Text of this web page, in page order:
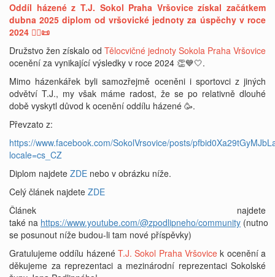
Oddíl házené z T.J. Sokol Praha Vršovice získal začátkem
dubna 2025 diplom od vršovické jednoty za úspěchy v roce
2024 🤾‍♀️📜
Družstvo žen získalo od Tělocvičné jednoty Sokola Praha Vršovice
ocenění za vynikající výsledky v roce 2024 👏💙🤍.
Mimo házenkářek byli samozřejmě oceněni i sportovci z jiných
odvětví T.J., my však máme radost, že se po relativně dlouhé
době vyskytl důvod k ocenění oddílu házené 🥳.
Převzato z:
https://www.facebook.com/SokolVrsovice/posts/
locale=cs_CZ
Diplom najdete ZDE nebo v obrázku níže.
Celý článek najdete ZDE
Článek najdete
také na https://www.youtube.com/@zpodlipneho/community (nutno
se posunout níže budou-li tam nové příspěvky)
Gratulujeme oddílu házené T.J. Sokol Praha Vršovice k ocenění a
děkujeme za reprezentaci a mezinárodní reprezentaci Sokolské